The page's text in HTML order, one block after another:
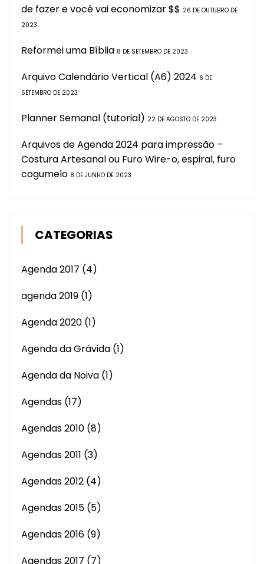
de fazer e você vai economizar $$ 26 DE OUTUBRO DE
2023
Reformei uma Bíblia 8 DE SETEMBRO DE 2023
Arquivo Calendário Vertical (A6) 2024 6 DE
SETEMBRO DE 2023
Planner Semanal (tutorial) 22 DE AGOSTO DE 2023
Arquivos de Agenda 2024 para impressão –
Costura Artesanal ou Furo Wire-o, espiral, furo
cogumelo 8 DE JUNHO DE 2023
CATEGORIAS
Agenda 2017 (4)
agenda 2019 (1)
Agenda 2020 (1)
Agenda da Grávida (1)
Agenda da Noiva (1)
Agendas (17)
Agendas 2010 (8)
Agendas 2011 (3)
Agendas 2012 (4)
Agendas 2015 (5)
Agendas 2016 (9)
Agendas 2017 (7)